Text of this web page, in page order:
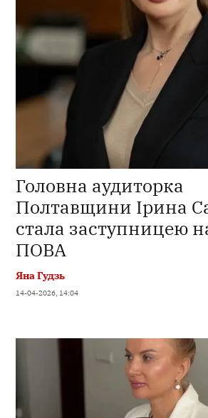
Головна аудиторка
Полтавщини Ірина
стала заступницею
ПОВА
Яна Гудзь
14-04-2026, 14:04